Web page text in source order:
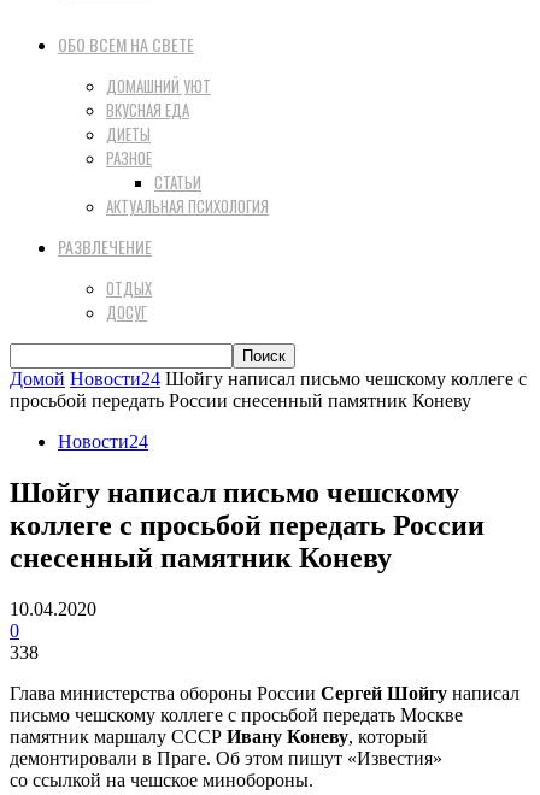
ОБО ВСЕМ НА СВЕТЕ
ДОМАШНИЙ УЮТ
ВКУСНАЯ ЕДА
ДИЕТЫ
РАЗНОЕ
СТАТЬИ
АКТУАЛЬНАЯ ПСИХОЛОГИЯ
РАЗВЛЕЧЕНИЕ
ОТДЫХ
ДОСУГ
Домой Новости24 Шойгу написал письмо чешскому коллеге с
просьбой передать России снесенный памятник Коневу
Новости24
Шойгу написал письмо чешскому
коллеге с просьбой передать России
снесенный памятник Коневу
10.04.2020
0
338
Глава министерства обороны России Сергей Шойгу написал
письмо чешскому коллеге с просьбой передать Москве
памятник маршалу СССР Ивану Коневу, который
демонтировали в Праге. Об этом пишут «Известия»
со ссылкой на чешское минобороны.